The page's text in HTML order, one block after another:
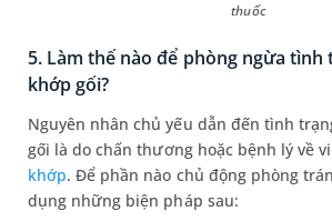
thuốc
5. Làm thế nào để phòng ngừa tình
khớp gối?
Nguyên nhân chủ yếu dẫn đến tình
gối là do chấn thương hoặc bệnh lý về
khớp. Để phần nào chủ động phòng
dụng những biện pháp sau: